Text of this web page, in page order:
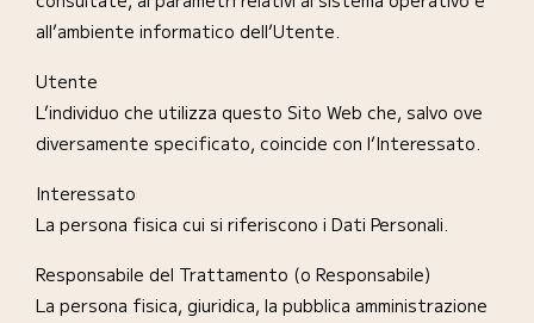
all’ambiente informatico dell’Utente.
Utente
L’individuo che utilizza questo Sito Web che, salvo ove
diversamente specificato, coincide con l’Interessato.
Interessato
La persona fisica cui si riferiscono i Dati Personali.
Responsabile del Trattamento (o Responsabile)
La persona fisica, giuridica, la pubblica amministrazione